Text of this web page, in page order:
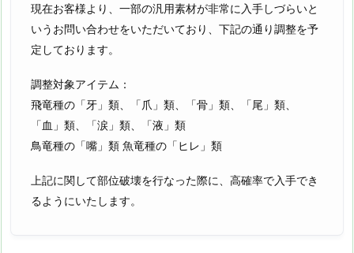
現在お客様より、一部の汎用素材が非常に入手しづらいと
いうお問い合わせをいただいており、下記の通り調整を予
定しております。
調整対象アイテム：
飛竜種の「牙」類、「爪」類、「骨」類、「尾」類、
「血」類、「涙」類、「液」類
鳥竜種の「嘴」類 魚竜種の「ヒレ」類
上記に関して部位破壊を行なった際に、高確率で入手でき
るようにいたします。